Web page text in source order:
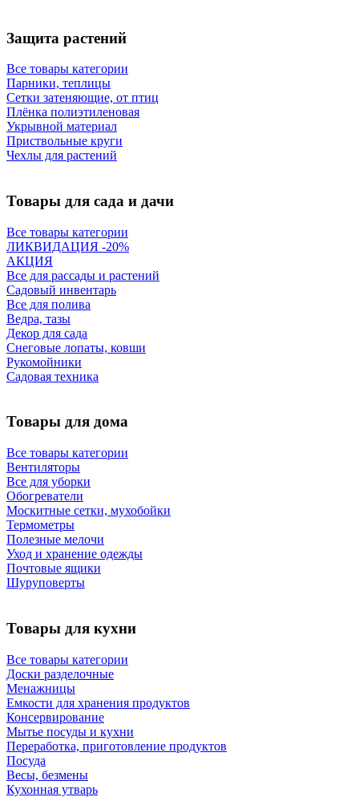
Защита растений
Все товары категории
Парники, теплицы
Сетки затеняющие, от птиц
Плёнка полиэтиленовая
Укрывной материал
Приствольные круги
Чехлы для растений
Товары для сада и дачи
Все товары категории
ЛИКВИДАЦИЯ -20%
АКЦИЯ
Все для рассады и растений
Садовый инвентарь
Все для полива
Ведра, тазы
Декор для сада
Снеговые лопаты, ковши
Рукомойники
Садовая техника
Товары для дома
Все товары категории
Вентиляторы
Все для уборки
Обогреватели
Москитные сетки, мухобойки
Термометры
Полезные мелочи
Уход и хранение одежды
Почтовые ящики
Шуруповерты
Товары для кухни
Все товары категории
Доски разделочные
Менажницы
Емкости для хранения продуктов
Консервирование
Мытье посуды и кухни
Переработка, приготовление продуктов
Посуда
Весы, безмены
Кухонная утварь